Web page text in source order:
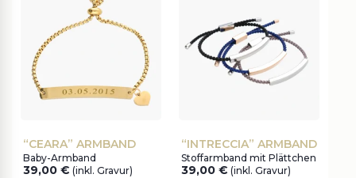
“CEARA” ARMBAND
Baby-Armband
39,00 € (inkl. Gravur)
“INTRECCIA” ARMBAND
Stoffarmband mit Plättchen
39,00 € (inkl. Gravur)